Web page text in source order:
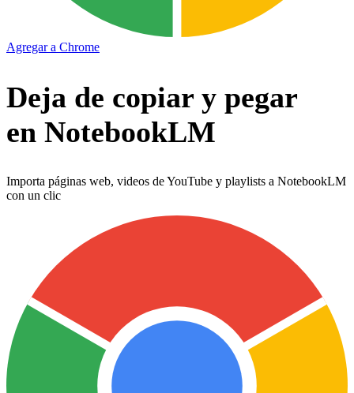
Agregar a Chrome
Deja de copiar y pegar
en NotebookLM
Importa páginas web, videos de YouTube y playlists a NotebookLM
con un clic